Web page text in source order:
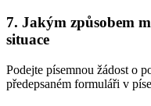
7. Jakým způsobem
situace
Podejte písemnou žádost o
předepsaném formuláři v